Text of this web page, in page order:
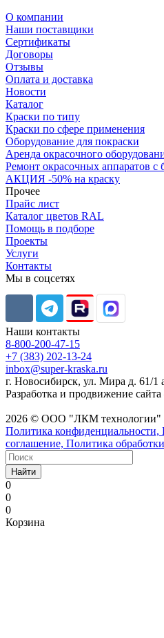
О компании
Наши поставщики
Сертификаты
Договоры
Отзывы
Оплата и доставка
Новости
Каталог
Краски по типу
Краски по сфере применения
Оборудование для покраски
Аренда окрасочного
Ремонт окрасочных аппаратов с
АКЦИЯ -50% на краску
Прочее
Прайс лист
Каталог цветов RAL
Помощь в подборе
Проекты
Услуги
Контакты
Мы в соцсетях
Наши контакты
8-800-200-47-15
+7 (383) 202-13-24
inbox@super-kraska.ru
г. Новосибирск, ул. Мира д. 61/1
Разработка и продвижение сайта
2026 © ООО "ЛКМ технологии"
Политика конфиденциальности,
соглашение, Политика
Найти
0
0
0
Корзина